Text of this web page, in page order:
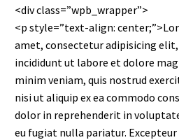
<div class=”wpb_wrapper”>
<p style=”text-align:
amet, consectetur adipisicing
incididunt ut labore et dolore
minim veniam, quis nostrud
nisi ut aliquip ex ea commodo
dolor in reprehenderit in
eu fugiat nulla pariatur.